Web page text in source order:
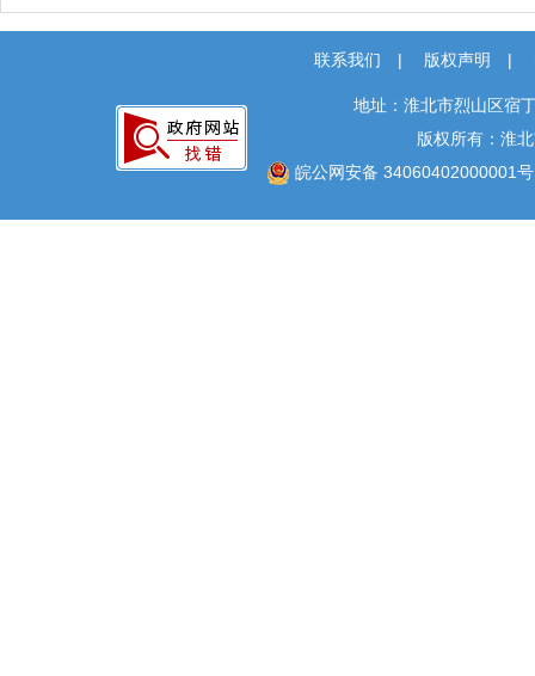
联系我们 | 版权声明 |
地址：淮北市烈山区宿
版权所有：淮
皖公网安备 34060402000001号